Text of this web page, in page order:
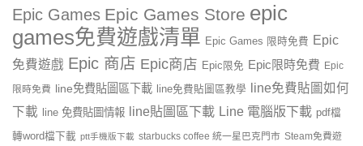
Epic Games Epic Games Store epic
games免費遊戲清單 Epic Games 限時免費 Epic
免費遊戲 Epic 商店 Epic商店 Epic限免 Epic限時免費 Epic
限時免費 line免費貼圖區下載 line免費貼圖區教學
line免費貼圖如何
下載 line 免費貼圖情報 line貼圖區下載 Line 電腦版下載 pdf檔
轉word檔下載 ptt手機版下載 starbucks coffee 統一星巴克門市 Steam免費遊